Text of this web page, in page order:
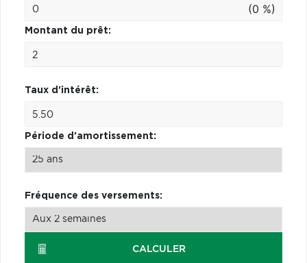
(0 %)
Montant du prêt:
Taux d'intérêt:
Période d'amortissement:
Fréquence des versements:
CALCULER